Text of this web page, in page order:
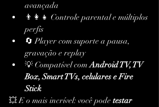
avançada
👨‍👩‍👧 Controle parental e múltiplos
perfis
🔄 Player com suporte a pausa,
gravação e replay
💡 Compatível com Android TV, TV
Box, Smart TVs, celulares e Fire
Stick
💥 E o mais incrível: você pode testar